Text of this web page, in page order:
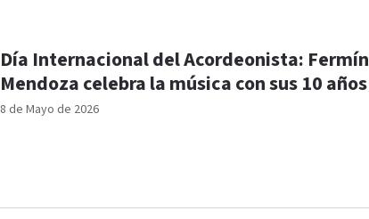
8 de Mayo de 2026
Día Internacional del Acordeonista: Fermín
Mendoza celebra la música con sus 10 años